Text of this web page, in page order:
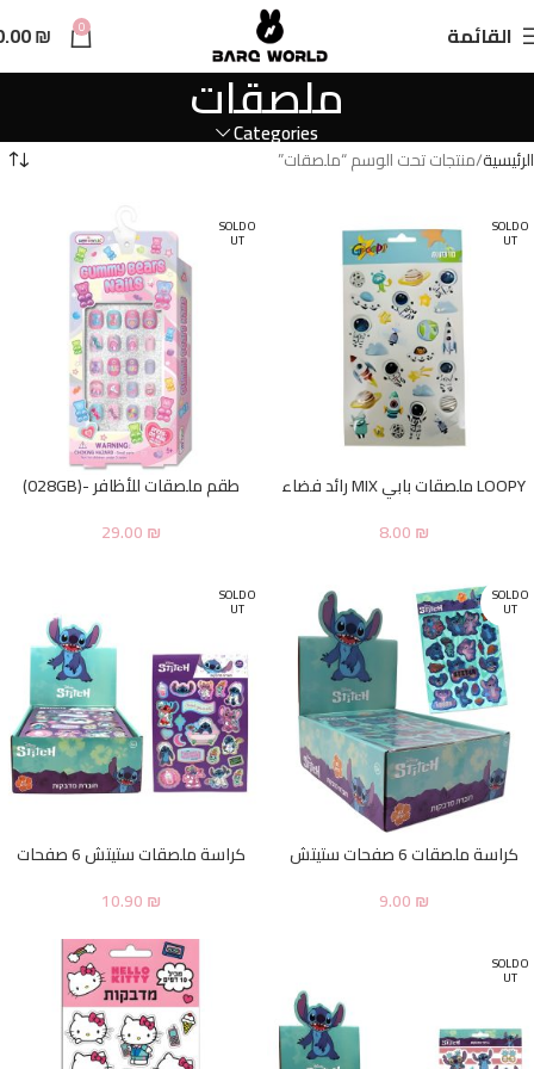
القائمة 0
₪
ملصقات
Categories
الرئيسية منتجات تحت الوسم “ملصقات”
SOLD O
UT
LOOPY ملصقات بابي MIX رائد فضاء
8.00₪
SOLD O
UT
طقم ملصقات للأظافر -(028GB)
29.00₪
SOLD O
UT
كراسة ملصقات 6 صفحات ستيتش
9.00₪
SOLD O
UT
كراسة ملصقات ستيتش 6 صفحات
10.90₪
SOLD O
UT